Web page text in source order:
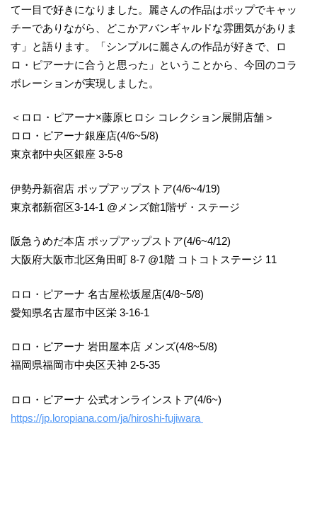
て一目で好きになりました。麗さんの作品はポップでキャッ
チーでありながら、どこかアバンギャルドな雰囲気がありま
す」と語ります。「シンプルに麗さんの作品が好きで、ロ
ロ・ピアーナに合うと思った」ということから、今回のコラ
ボレーションが実現しました。
＜ロロ・ピアーナ×藤原ヒロシ コレクション展開店舗＞
ロロ・ピアーナ銀座店(4/6~5/8)
東京都中央区銀座 3-5-8
伊勢丹新宿店 ポップアップストア(4/6~4/19)
東京都新宿区3-14-1 @メンズ館1階ザ・ステージ
阪急うめだ本店 ポップアップストア(4/6~4/12)
大阪府大阪市北区角田町 8-7 @1階 コトコトステージ 11
ロロ・ピアーナ 名古屋松坂屋店(4/8~5/8)
愛知県名古屋市中区栄 3-16-1
ロロ・ピアーナ 岩田屋本店 メンズ(4/8~5/8)
福岡県福岡市中央区天神 2-5-35
ロロ・ピアーナ 公式オンラインストア(4/6~)
https://jp.loropiana.com/ja/hiroshi-fujiwara